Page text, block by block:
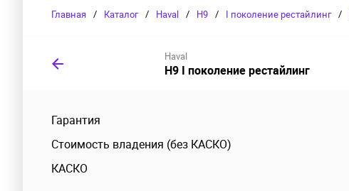
Главная / Каталог / Haval / H9 / I поколение рестайлинг /
Haval
H9 I поколение рестайлинг
Гарантия
Стоимость владения (без КАСКО)
КАСКО